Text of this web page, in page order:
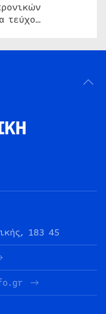
τεύχο…
183 45